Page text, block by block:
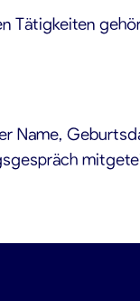
Tätigkeiten
Name,